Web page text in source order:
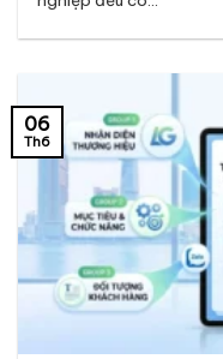
06
Th6